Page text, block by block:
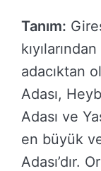
Tanım:
adacıktan
Adası,
Adası ve
en büyük
Adası’dır.